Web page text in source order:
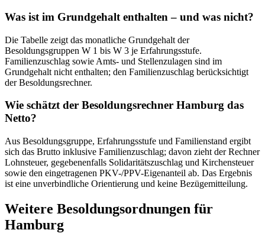
Was ist im Grundgehalt enthalten – und was nicht?
Die Tabelle zeigt das monatliche Grundgehalt der
Besoldungsgruppen W 1 bis W 3 je Erfahrungsstufe.
Familienzuschlag sowie Amts- und Stellenzulagen sind im
Grundgehalt nicht enthalten; den Familienzuschlag berücksichtigt
der Besoldungsrechner.
Wie schätzt der Besoldungsrechner Hamburg das
Netto?
Aus Besoldungsgruppe, Erfahrungsstufe und Familienstand ergibt
sich das Brutto inklusive Familienzuschlag; davon zieht der Rechner
Lohnsteuer, gegebenenfalls Solidaritätszuschlag und Kirchensteuer
sowie den eingetragenen PKV-/PPV-Eigenanteil ab. Das Ergebnis
ist eine unverbindliche Orientierung und keine Bezügemitteilung.
Weitere Besoldungsordnungen für
Hamburg